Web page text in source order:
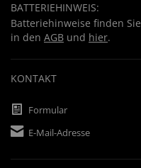
BATTERIEHINWEIS:
Batteriehinweise finden Sie
in den AGB und hier.
KONTAKT
Formular
E-Mail-Adresse